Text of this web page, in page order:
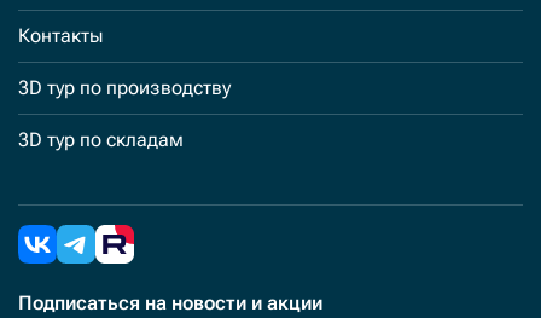
Контакты
3D тур по производству
3D тур по складам
Подписаться на новости и акции